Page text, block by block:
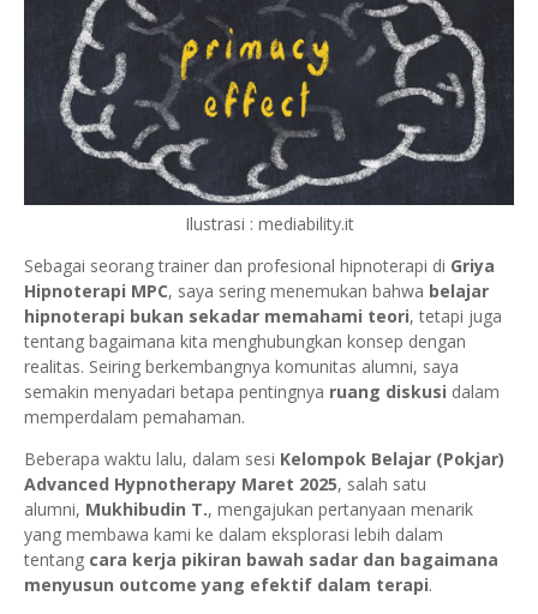
Ilustrasi : mediability.it
Sebagai seorang trainer dan profesional hipnoterapi di Griya
Hipnoterapi MPC, saya sering menemukan bahwa belajar
hipnoterapi bukan sekadar memahami teori, tetapi juga
tentang bagaimana kita menghubungkan konsep dengan
realitas. Seiring berkembangnya komunitas alumni, saya
semakin menyadari betapa pentingnya ruang diskusi dalam
memperdalam pemahaman.
Beberapa waktu lalu, dalam sesi Kelompok Belajar (Pokjar)
Advanced Hypnotherapy Maret 2025, salah satu
alumni, Mukhibudin T., mengajukan pertanyaan menarik
yang membawa kami ke dalam eksplorasi lebih dalam
tentang cara kerja pikiran bawah sadar dan bagaimana
menyusun outcome yang efektif dalam terapi.